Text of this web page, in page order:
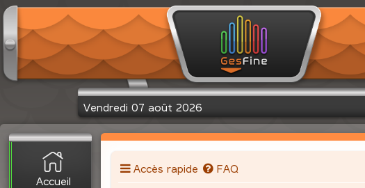
Vendredi 07 août 2026
Accueil
Accès rapide FAQ